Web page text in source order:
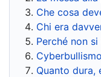
Che cosa
Chi era
Perché non
Quanto dura,